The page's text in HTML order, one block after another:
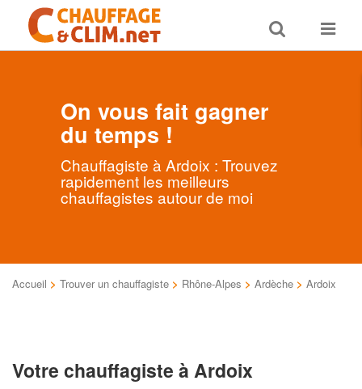
Toggle
search
Toggle
On vous fait gagner
du temps !
Chauffagiste à Ardoix : Trouvez
rapidement les meilleurs
chauffagistes autour de moi
Accueil > Trouver un chauffagiste > Rhône-Alpes > Ardèche > Ardoix
Votre chauffagiste à Ardoix